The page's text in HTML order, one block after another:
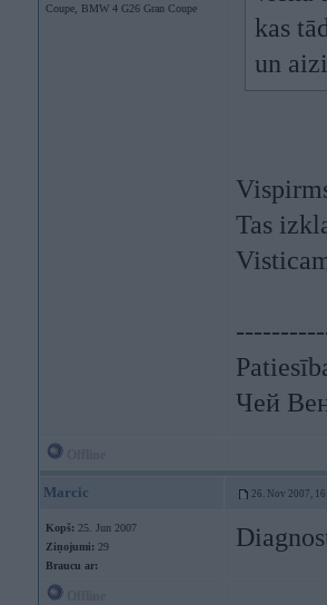
Coupe, BMW 4 G26 Gran Coupe
kas
un
Tas
Чей
Marcic 26. Nov 2007,
Kopš: 25. Jun 2007
Ziņojumi: 29
Braucu ar: